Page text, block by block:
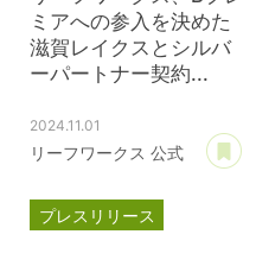
ミアへの参入を決めた
滋賀レイクスとシルバ
ーパートナー契約...
2024.11.01
リーフワークス 公式
プレスリリース